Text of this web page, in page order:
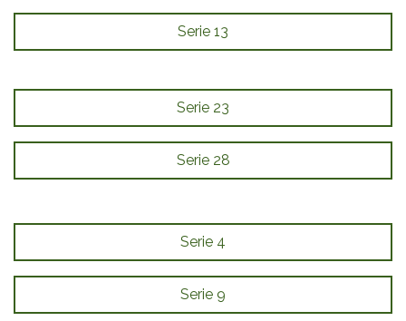
Serie 13
Serie 23
Serie 28
Serie 4
Serie 9